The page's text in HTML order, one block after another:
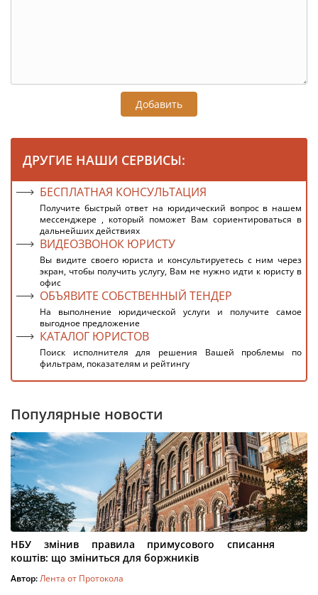
Добавить
ДРУГИЕ НАШИ СЕРВИСЫ:
БЕСПЛАТНАЯ КОНСУЛЬТАЦИЯ
Получите быстрый ответ на юридический вопрос в нашем
мессенджере , который поможет Вам сориентироваться в
дальнейших действиях
ВИДЕОЗВОНОК ЮРИСТУ
Вы видите своего юриста и консультируетесь с ним через
экран, чтобы получить услугу, Вам не нужно идти к юристу в
офис
ОБЪЯВИТЕ СОБСТВЕННЫЙ ТЕНДЕР
На выполнение юридической услуги и получите самое
выгодное предложение
КАТАЛОГ ЮРИСТОВ
Поиск исполнителя для решения Вашей проблемы по
фильтрам, показателям и рейтингу
Популярные новости
НБУ змінив правила примусового списання
коштів: що зміниться для боржників
Автор:Лента от Протокола